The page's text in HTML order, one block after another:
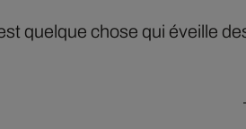
quelque chose qui éveille